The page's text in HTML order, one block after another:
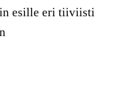
esille eri tiiviisti